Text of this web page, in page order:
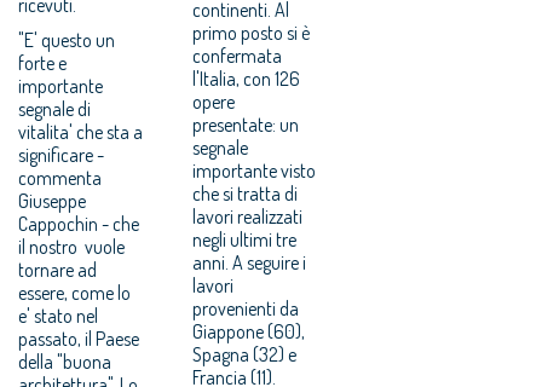
"E' questo un
forte e
importante
segnale di
vitalita' che sta a
significare -
commenta
Giuseppe
Cappochin - che
il nostro vuole
tornare ad
essere, come lo
e' stato nel
passato, il Paese
della "buona
continenti. Al
primo posto si è
confermata
l'Italia, con 126
opere
presentate: un
segnale
importante visto
che si tratta di
lavori realizzati
negli ultimi tre
anni. A seguire i
lavori
provenienti da
Giappone (60),
Spagna (32) e
Francia (11).